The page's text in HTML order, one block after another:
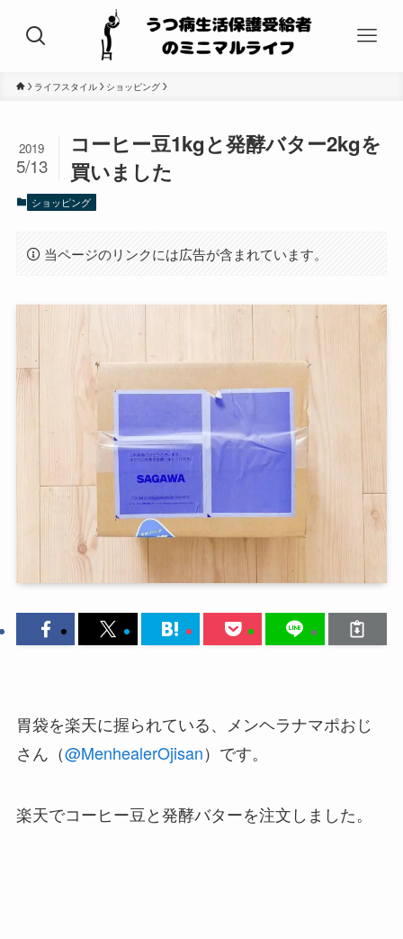
ライフスタイル ショッピング
コーヒー豆1kgと発酵バター2kgを
買いました
2019
5/13
ショッピング
当ページのリンクには広告が含まれています。
胃袋を楽天に握られている、メンヘラナマポおじ
さん（@MenhealerOjisan）です。
楽天でコーヒー豆と発酵バターを注文しました。